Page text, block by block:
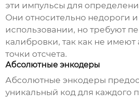
эти импульсы для
Они относительно недороги
использовании, но требуют
калибровки, так как не
точки отсчета.
Абсолютные энкодеры
Абсолютные энкодеры
уникальный код для каждого